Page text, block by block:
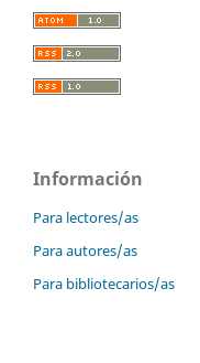
Información
Para lectores/as
Para autores/as
Para bibliotecarios/as